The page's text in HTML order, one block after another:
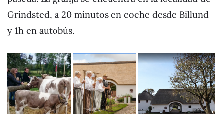
Grindsted, a 20 minutos en coche desde Billund
y 1h en autobús.